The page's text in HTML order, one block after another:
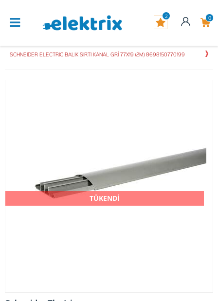
0
2
SCHNEIDER ELECTRIC BALIK SIRTI KANAL GRİ 77X19 (2M) 8698150770199
TÜKENDİ